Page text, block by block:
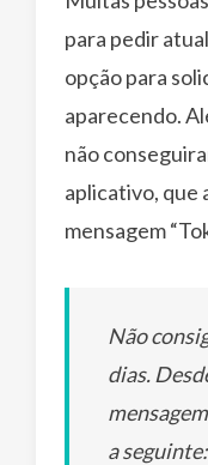
para pedir
opção para
aparecendo.
não
aplicativo, que
mensagem
Não
dias.
a seguinte: